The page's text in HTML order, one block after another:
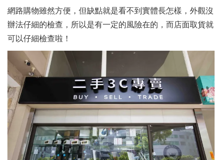
網路購物雖然方便，但缺點就是看不到實體長怎樣，外觀沒
辦法仔細的檢查，所以是有一定的風險在的，而店面取貨就
可以仔細檢查啦！